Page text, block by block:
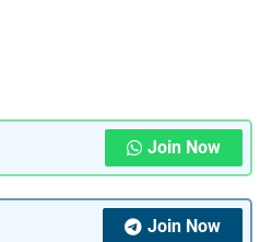
Join Now
Join Now